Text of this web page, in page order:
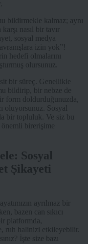
bildirmekle kalmaz; aynı
nasıl bir tavır
sosyal medya
izin yok”!
hedefi olmalarını
olursunuz.
bir süreç. Genellikle
bildirip, bir nebze de
form doldurduğunuzda,
oluyorsunuz. Sosyal
bir topluluk. Ve siz bu
önemli birerişime
Sosyal
Şikayeti
ayrılmaz bir
bazen can sıkıcı
platformda,
ruh halinizi etkileyebilir.
İşte size bazı